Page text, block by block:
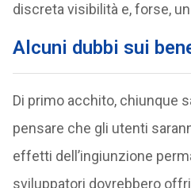
discreta visibilità e, forse,
Alcuni dubbi sui
Di primo acchito, chiunque
pensare che gli utenti
effetti dell’ingiunzione
sviluppatori dovrebbero